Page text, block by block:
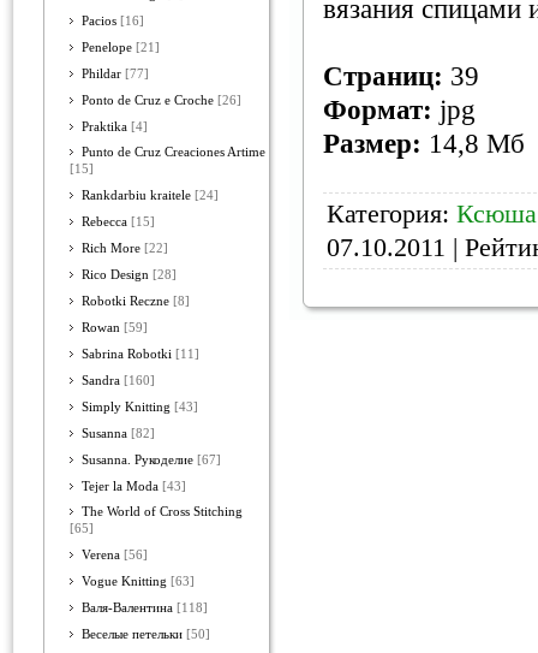
Pacios [16]
Penelope [21]
Phildar [77]
Ponto de Cruz e Croche [26]
Praktika [4]
Punto de Cruz Creaciones Artime
[15]
Rankdarbiu kraitele [24]
Rebecca [15]
Rich More [22]
Rico Design [28]
Robotki Reczne [8]
Rowan [59]
Sabrina Robotki [11]
Sandra [160]
Simply Knitting [43]
Susanna [82]
Susanna. Рукоделие [67]
Tejer la Moda [43]
The World of Cross Stitching
[65]
Verena [56]
Vogue Knitting [63]
Валя-Валентина [118]
Веселые петельки [50]
вязания спицами
Страниц: 39
Формат: jpg
Размер: 14,8 Мб
Категория: Ксюша
07.10.2011 |